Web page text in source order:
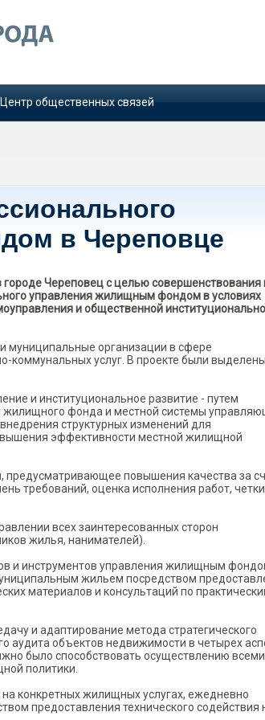
Центр общественных связей
в Череповце
городе Череповец с целью совершенствования
управления жилищным фондом в условиях
и общественной
муниципальные организации в сфере
коммунальных услуг. В проекте были
и институциональное развитие - путем
жилищного фонда и местной системы
структурных изменений для
эффективности местной жилищной
повышения качества за
требований, оценка исполнения работ,
всех заинтересованных сторон
жилья, нанимателей).
и инструментов управления жилищным
жильем посредством
материалов и консультаций по
и адаптирование метода стратегического
аудита объектов недвижимости в четырех
было способствовать осуществлению всеми
политики.
конкретных жилищных услугах, ежедневно
предоставления технического содействия